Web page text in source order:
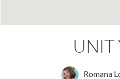
UNIT
Romana